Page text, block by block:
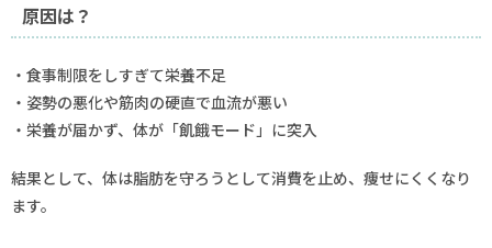
原因は？
・食事制限をしすぎて栄養不足
・姿勢の悪化や筋肉の硬直で血流が悪い
・栄養が届かず、体が「飢餓モード」に突入
結果として、体は脂肪を守ろうとして消費を止め、痩せにくくなり
ます。